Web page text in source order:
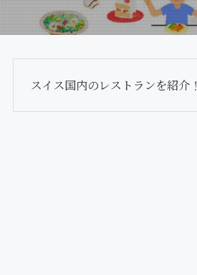
スイス国内のレストランを紹介！